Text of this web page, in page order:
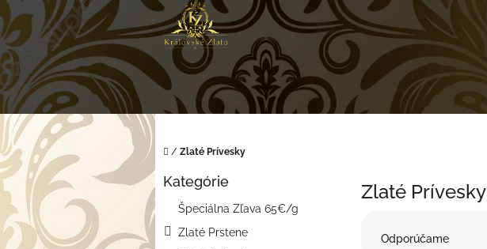
Prejsť
na
obsah
Domov
/ Zlaté Prívesky
B
o
č
n
Preskočiť
Kategórie
Špeciálna Zľava 65€/g
Zlaté Prstene
Zlaté Prívesky
Odporúčame